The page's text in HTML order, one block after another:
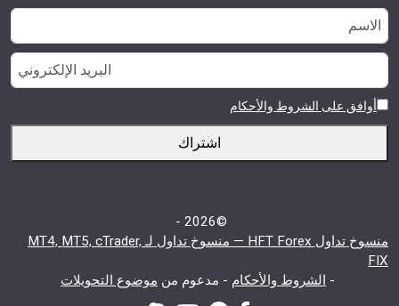
أوافق على الشروط والأحكام
اشتراك
©2026 -
منسوخ تداول HFT Forex — منسوخ تداول لـ MT4, MT5, cTrader,
FIX
- الشروط والأحكام - مدعوم من موضوع التحويلات